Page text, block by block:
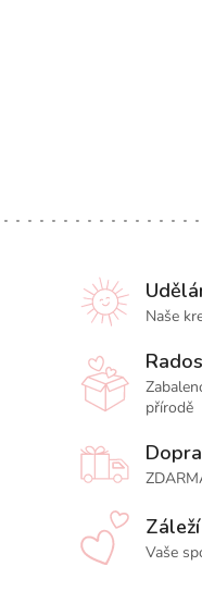
Naše
přírodě
Vaše